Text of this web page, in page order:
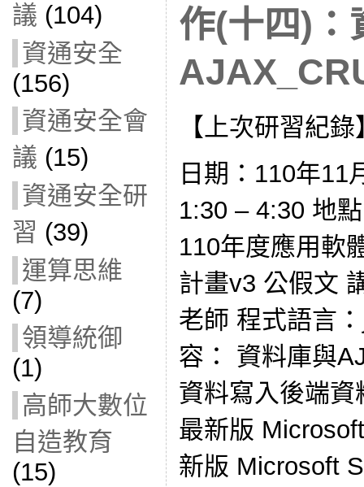
議 (104)
資通安全
(156)
資通安全會
議 (15)
資通安全研
習 (39)
運算思維
(7)
領導統御
(1)
高師大數位
自造教育
(15)
作(十四)：
【上次研習紀錄
日期：110年11
1:30 – 4:30 地
110年度應用軟
計畫v3 公假文
老師 程式語言
容： 資料庫與
資料寫入後端
最新版
新版 Microsoft